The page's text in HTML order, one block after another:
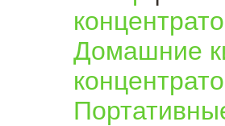
Домашние